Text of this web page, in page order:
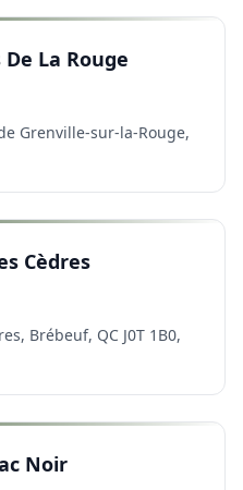
La Rouge
Grenville-sur-la-Rouge,
Cèdres
Brébeuf, QC J0T 1B0,
Noir